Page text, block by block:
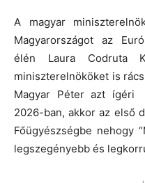
A magyar
Magyarországot az
élén Laura Codruta
miniszterelnököket is
Magyar Péter azt ígéri
2026-ban, akkor az első
Főügyészségbe nehogy
legszegényebb és